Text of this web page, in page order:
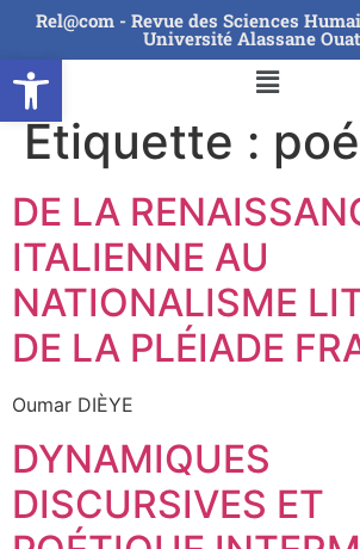
Ouvrir la barre
Rel@com - Revue des Sciences
Université Alassane
Étiquette :
DE LA
ITALIENNE AU
NATIONALISME
DE LA PLÉIADE
Oumar DIÈYE
DYNAMIQUES
DISCURSIVES ET